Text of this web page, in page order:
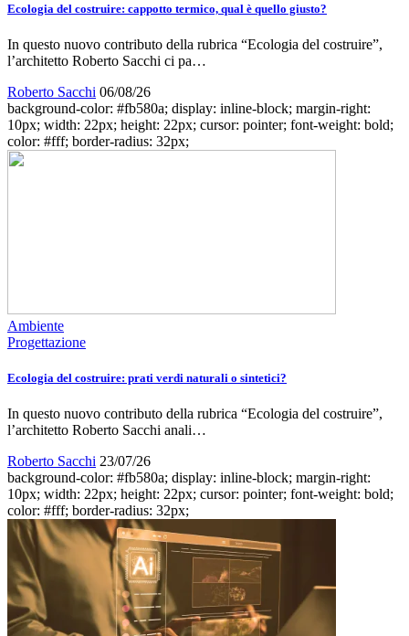
Ecologia del costruire: cappotto termico, qual è quello giusto?
In questo nuovo contributo della rubrica “Ecologia del costruire”,
l’architetto Roberto Sacchi ci pa…
Roberto Sacchi 06/08/26
background-color: #fb580a; display: inline-block; margin-right:
10px; width: 22px; height: 22px; cursor: pointer; font-weight: bold;
color: #fff; border-radius: 32px;
Ambiente
Progettazione
Ecologia del costruire: prati verdi naturali o sintetici?
In questo nuovo contributo della rubrica “Ecologia del costruire”,
l’architetto Roberto Sacchi anali…
Roberto Sacchi 23/07/26
background-color: #fb580a; display: inline-block; margin-right:
10px; width: 22px; height: 22px; cursor: pointer; font-weight: bold;
color: #fff; border-radius: 32px;